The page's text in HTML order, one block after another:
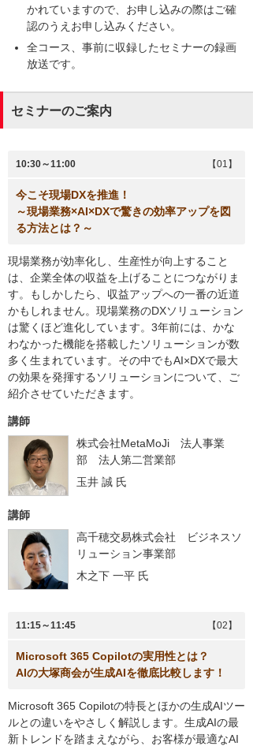
かれていますので、お申し込みの際はご確
認のうえお申し込みください。
全コース、事前に収録したセミナーの録画
放送です。
セミナーのご案内
10:30～11:00 【01】
今こそ現場DXを推進！
～現場業務×AI×DXで驚きの効率アップを図
る方法とは？～
現場業務が効率化し、生産性が向上すること
は、企業全体の収益を上げることにつながりま
す。もしかしたら、収益アップへの一番の近道
かもしれません。現場業務のDXソリューション
は驚くほど進化しています。3年前には、かな
わなかった機能を搭載したソリューションが数
多く生まれています。その中でもAI×DXで最大
の効果を発揮するソリューションについて、ご
紹介させていただきます。
講師
株式会社MetaMoJi 法人事業
部 法人第二営業部
玉井 誠 氏
講師
高千穂交易株式会社 ビジネスソ
リューション事業部
木之下 一平 氏
11:15～11:45 【02】
Microsoft 365 Copilotの実用性とは？
AIの大塚商会が生成AIを徹底比較します！
Microsoft 365 Copilotの特長とほかの生成AIツー
ルとの違いをやさしく解説します。生成AIの最
新トレンドを踏まえながら、お客様が最適なAI